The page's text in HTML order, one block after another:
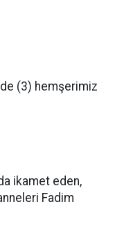
(3) hemşerimiz
ikamet eden,
Fadim